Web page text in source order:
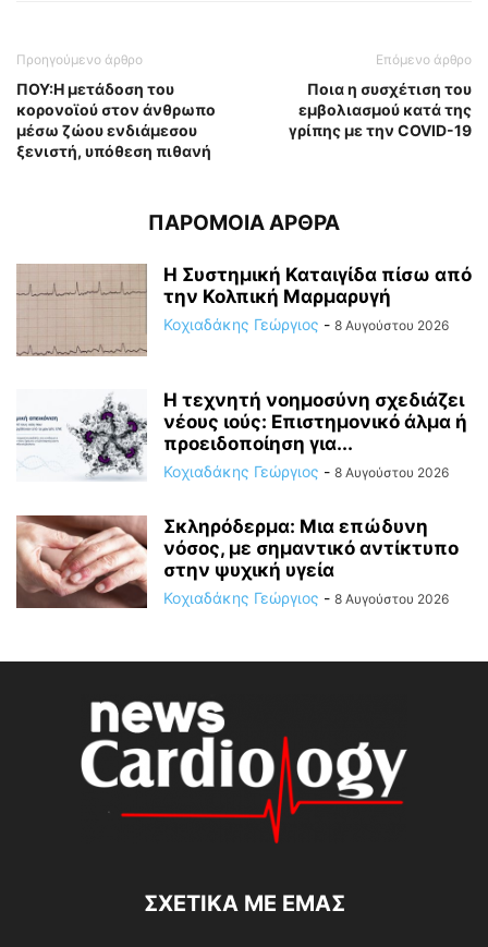
Προηγούμενο άρθρο
ΠΟΥ:Η μετάδοση του
κορονοϊού στον άνθρωπο
μέσω ζώου ενδιάμεσου
ξενιστή, υπόθεση πιθανή
Επόμενο άρθρο
Ποια η συσχέτιση του
εμβολιασμού κατά της
γρίπης με την COVID-19
ΠΑΡΟΜΟΙΑ ΑΡΘΡΑ
Η Συστημική Καταιγίδα πίσω από
την Κολπική Μαρμαρυγή
Κοχιαδάκης Γεώργιος - 8 Αυγούστου 2026
Η τεχνητή νοημοσύνη σχεδιάζει
νέους ιούς: Επιστημονικό άλμα ή
προειδοποίηση για...
Κοχιαδάκης Γεώργιος - 8 Αυγούστου 2026
Σκληρόδερμα: Μια επώδυνη
νόσος, με σημαντικό αντίκτυπο
στην ψυχική υγεία
Κοχιαδάκης Γεώργιος - 8 Αυγούστου 2026
ΣΧΕΤΙΚΆ ΜΕ ΕΜΆΣ